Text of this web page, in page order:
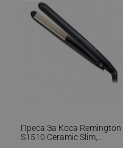
Преса За Коса Remington
S1510 Ceramic Slim,